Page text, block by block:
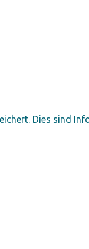
Dies sind